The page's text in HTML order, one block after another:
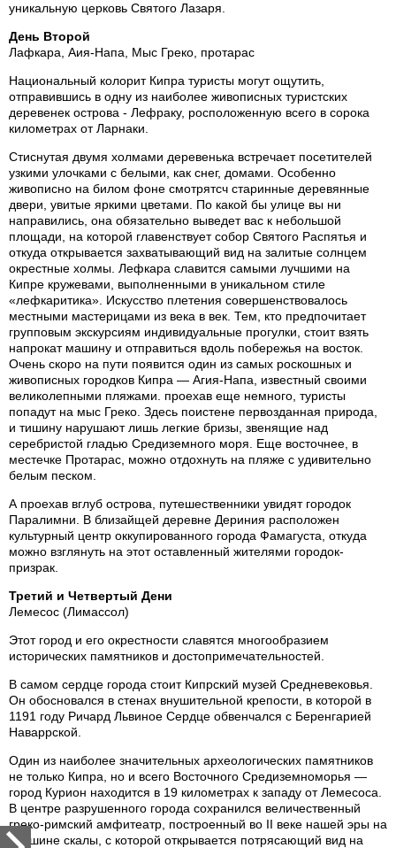
уникальную церковь Святого Лазаря.
День Второй
Лафкара, Аия-Напа, Мыс Греко, протарас
Национальный колорит Кипра туристы могут ощутить,
отправившись в одну из наиболее живописных туристских
деревенек острова - Лефраку, росположенную всего в сорока
километрах от Ларнаки.
Стиснутая двумя холмами деревенька встречает посетителей
узкими улочками с белыми, как снег, домами. Особенно
живописно на билом фоне смотрятсч старинные деревянные
двери, увитые яркими цветами. По какой бы улице вы ни
направились, она обязательно выведет вас к небольшой
площади, на которой главенствует собор Святого Распятья и
откуда открывается захватывающий вид на залитые солнцем
окрестные холмы. Лефкара славится самыми лучшими на
Кипре кружевами, выполненными в уникальном стиле
«лефкаритика». Искусство плетения совершенствовалось
местными мастерицами из века в век. Тем, кто предпочитает
групповым экскурсиям индивидуальные прогулки, стоит взять
напрокат машину и отправиться вдоль побережья на восток.
Очень скоро на пути появится один из самых роскошных и
живописных городков Кипра — Агия-Напа, известный своими
великолепными пляжами. проехав еще немного, туристы
попадут на мыс Греко. Здесь поистене первозданная природа,
и тишину нарушают лишь легкие бризы, звенящие над
серебристой гладью Средиземного моря. Еще восточнее, в
местечке Протарас, можно отдохнуть на пляже с удивительно
белым песком.
А проехав вглуб острова, путешественники увидят городок
Паралимни. В близайщей деревне Дериния расположен
культурный центр оккупированного города Фамагуста, откуда
можно взглянуть на этот оставленный жителями городок-
призрак.
Третий и Четвертый Дени
Лемесос (Лимассол)
Этот город и его окрестности славятся многообразием
исторических памятников и достопримечательностей.
В самом сердце города стоит Кипрский музей Средневековья.
Он обосновался в стенах внушительной крепости, в которой в
1191 году Ричард Львиное Сердце обвенчался с Беренгарией
Наваррской.
Один из наиболее значительных археологических памятников
не только Кипра, но и всего Восточного Средиземноморья —
город Курион находится в 19 километрах к западу от Лемесоса.
В центре разрушенного города сохранился величественный
греко-римский амфитеатр, построенный во II веке нашей эры на
вершине скалы, с которой открывается потрясающий вид на